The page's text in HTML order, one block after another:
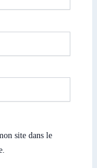
site dans le